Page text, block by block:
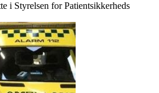
i Styrelsen for Patientsikkerheds